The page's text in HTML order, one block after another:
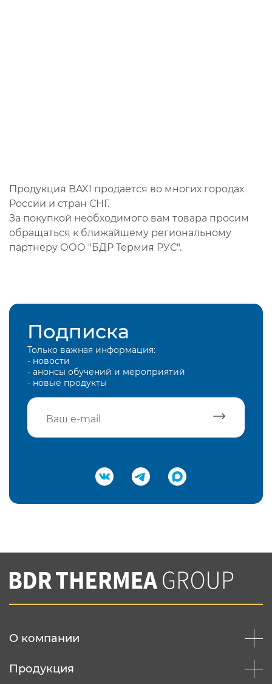
Продукция BAXI продается во многих городах
России и стран СНГ.
За покупкой необходимого вам товара просим
обращаться к ближайшему региональному
партнеру ООО "БДР Термия РУС".
Подписка
Только важная информация:
- новости
- анонсы обучений и мероприятий
- новые продукты
Подтвердить e-mail
Вы соглашаетесь с нашей политикой
конфеденциальности
О компании
Продукция